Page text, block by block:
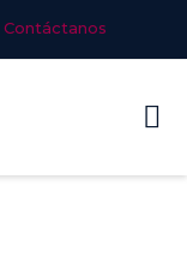
Contáctanos